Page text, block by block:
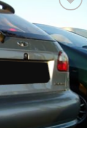
à la
wishlist